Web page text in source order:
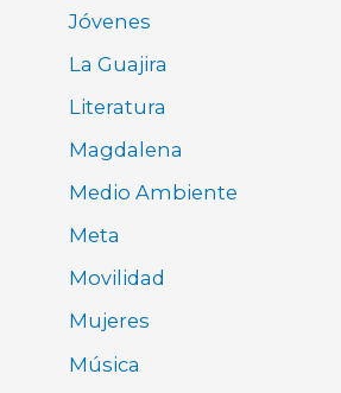
Jóvenes
La Guajira
Literatura
Magdalena
Medio Ambiente
Meta
Movilidad
Mujeres
Música